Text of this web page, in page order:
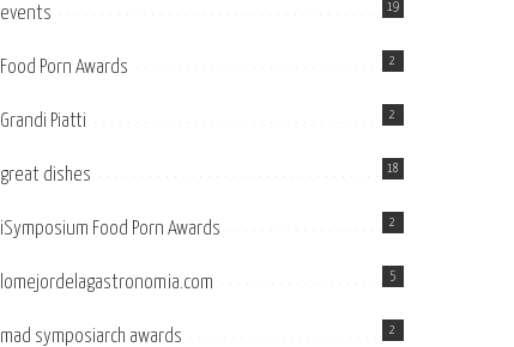
events 19
Food Porn Awards 2
Grandi Piatti 2
great dishes 18
iSymposium Food Porn Awards 2
lomejordelagastronomia.com 5
mad symposiarch awards 2